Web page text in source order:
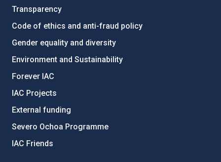
Transparency
Code of ethics and anti-fraud policy
Gender equality and diversity
Environment and Sustainability
Forever IAC
IAC Projects
External funding
Severo Ochoa Programme
IAC Friends